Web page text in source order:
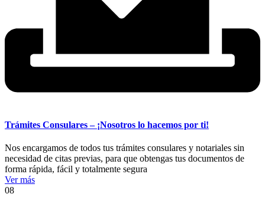
Trámites Consulares – ¡Nosotros lo hacemos por ti!
Nos encargamos de todos tus trámites consulares y notariales sin
necesidad de citas previas, para que obtengas tus documentos de
forma rápida, fácil y totalmente segura
Ver más
08